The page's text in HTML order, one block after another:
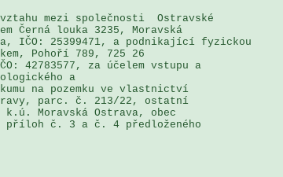
mezi společnosti  Ostravské
Černá louka 3235, Moravská
IČO: 25399471, a podnikající fyzickou
Pohoří 789, 725 26
42783577, za účelem vstupu a
a
na pozemku ve vlastnictví
parc. č. 213/22, ostatní
Moravská Ostrava, obec
příloh č. 3 a č. 4 předloženého